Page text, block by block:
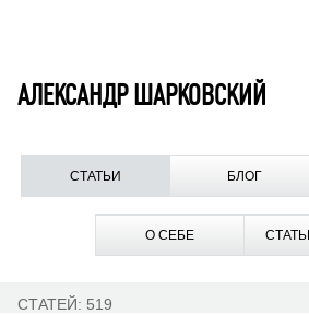
АЛЕКСАНДР ШАРКОВСКИЙ
СТАТЬИ БЛОГ
О СЕБЕ
СТАТЕЙ: 519